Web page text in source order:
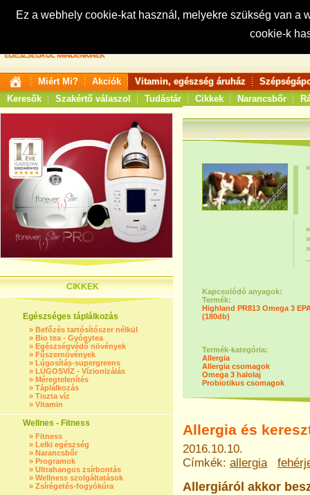
Ez a webhely cookie-kat használ, melyekre szükség van
cookie-k
Keresés:
Miért Mi? Akciók Vitamin, egészség áruház
Keresők
Szakértő válaszol Tudástár Cikkek Narancsbőr
CIKKEK
Egészséges táplálkozás
» Befőzés tartósítószer nélkül
» Bio tea - Gyógytea
» Egészségvédő növények
» Fűszernövények
» Lúgosítás-supergreens
» LÚGOSVÍZ - Vízionizálás
» Méregtelenítés
» Táplálkozás
» Tiszta víz
» Vitamin
Wellnes - Fitness
» Fitness
» Lelki egészség
» Narancsbőr
» Programok
» Ultrahangos zsírbontás
» Wellness szolgáltatások
» Zsírégetés-fogyókúra
Kapcsolódó anyagok:
Termék:
Highland PR813 Omega 3
(180db)
Termék-kategória:
Allergia
Allergia csomagok
Omega 3 halolaj
Probiotikus csomagok
Allergia és
2016.10.10.
Címkék: allergia
Allergiáról akkor